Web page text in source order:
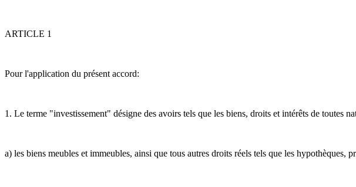
ARTICLE 1
Pour l'application du présent accord:
1. Le terme "investissement" désigne des avoirs tels que les biens, droits et intérêts de toutes
a) les biens meubles et immeubles, ainsi que tous autres droits réels tels que les hypothèques,